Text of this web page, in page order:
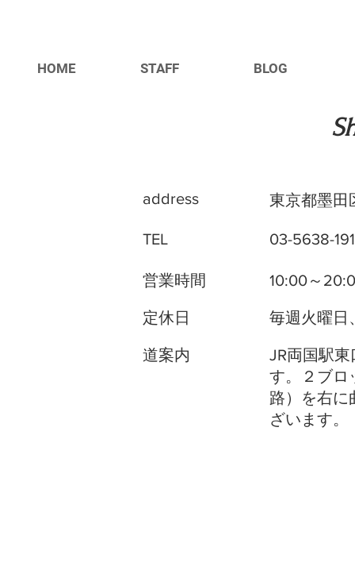
HOME STAFF BLOG
address
TEL
営業時間
定休日
​道案内
東京都墨田
03-5638-
10:00～
毎週火曜日
JR両国駅
す。２ブロ
路）を右に
ざいます。